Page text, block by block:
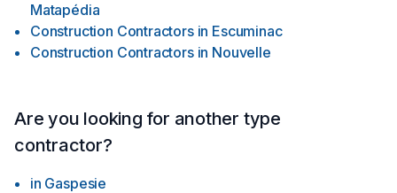
Matapédia
Construction Contractors in Escuminac
Construction Contractors in Nouvelle
Are you looking for another type
contractor?
in Gaspesie